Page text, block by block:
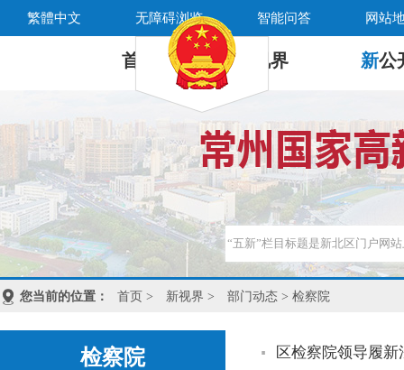
繁體中文 无障碍浏览 智能问答 网站
首 页 新 视界 新公
您当前的位置： 首页 > 新视界 > 部门动态 > 检察院
检察院 区检察院领导履新